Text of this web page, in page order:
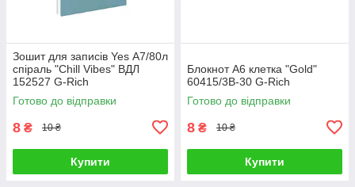
Зошит для записів Yes А7/80л
спіраль "Chill Vibes" ВДЛ
152527 G-Rich
Готово до відправки
8 ₴ 10 ₴
Купити
Блокнот А6 клетка "Gold"
60415/3В-30 G-Rich
Готово до відправки
8 ₴ 10 ₴
Купити